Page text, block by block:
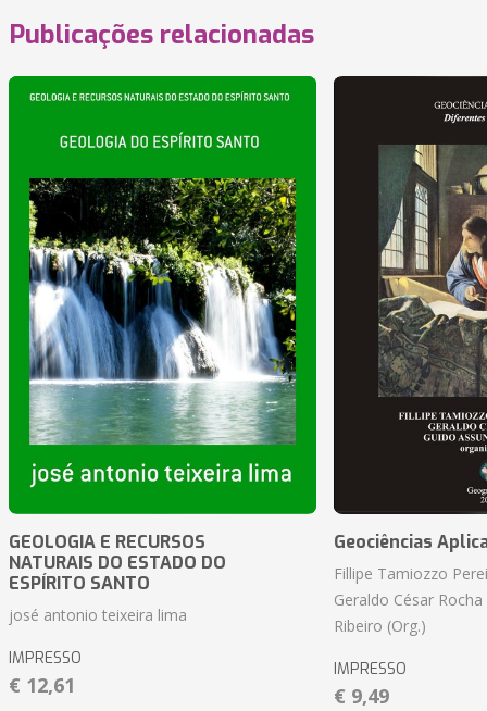
Publicações relacionadas
GEOLOGIA E RECURSOS
NATURAIS DO ESTADO DO
ESPÍRITO SANTO
josé antonio teixeira lima
IMPRESSO
€ 12,61
Geociências
Fillipe Tamiozzo
Geraldo César
Ribeiro (Org.)
IMPRESSO
€ 9,49